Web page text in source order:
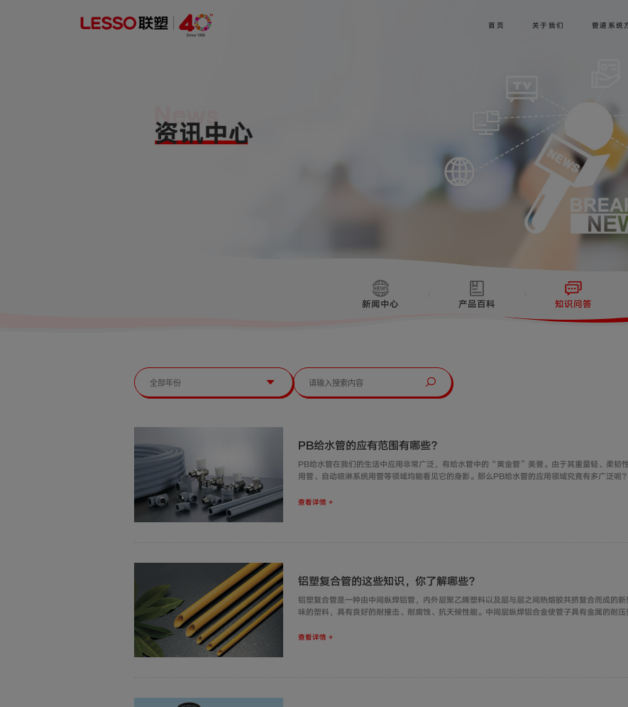
首页 关于我们 管道系统
新闻中心 产品百科 知识问答
PB给水管的应有范围有哪些？
PB给水管在我们的生活中应用非常广泛，有给水管中的“黄金管”美誉。由于其重量轻、柔韧
用管、自动喷淋系统用管等领域均能看见它的身影。那么PB给水管的应用领域究竟有多广泛呢？
查看详情 +
铝塑复合管的这些知识，你了解哪些？
铝塑复合管是一种由中间纵焊铝管，内外层聚乙烯塑料以及层与层之间热熔胶共挤复合而成的
味的塑料，具有良好的耐撞击、耐腐蚀、抗天候性能。中间层纵焊铝合金使管子具有金属的耐
查看详情 +